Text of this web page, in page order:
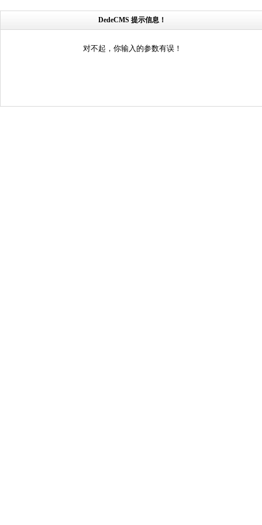
DedeCMS 提示信息！
对不起，你输入的参数有误！